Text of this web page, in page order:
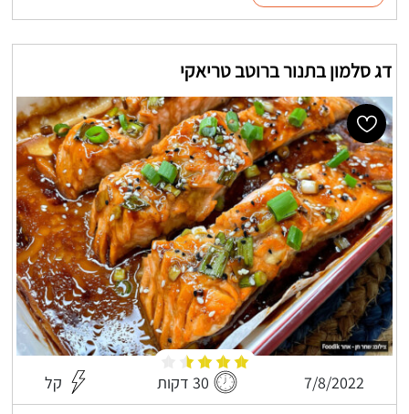
דג סלמון בתנור ברוטב טריאקי
7/8/2022 30 דקות קל